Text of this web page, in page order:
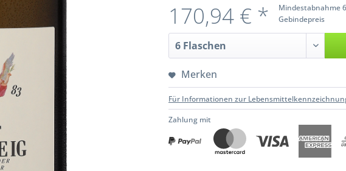
Mindestabnahme
Gebindepreis
170,94 € *
Merken
Für Informationen zur
Zahlung mit